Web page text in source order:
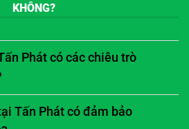
KHÔNG?
Phát có các chiêu trò
Tấn Phát có đảm bảo